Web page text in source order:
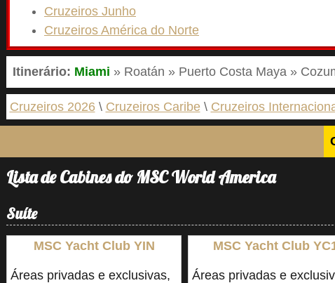
Cruzeiros Junho
Cruzeiros América do Norte
Itinerário: Miami » Roatán » Puerto Costa Maya »
Cruzeiros 2026 Cruzeiros Caribe Cruzeiros
Lista de Cabines do MSC World America
Suíte
MSC Yacht Club YIN
Áreas privadas e exclusivas,
MSC Yacht Club
Áreas privadas e